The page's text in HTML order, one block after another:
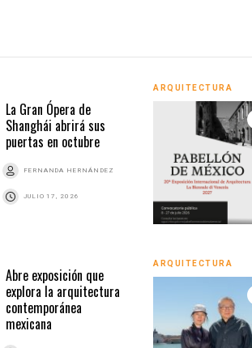
La Gran Ópera de
Shanghái abrirá sus
puertas en octubre
FERNANDA HERNÁNDEZ
JULIO 17, 2026
ARQUITECTURA
Abre exposición que
explora la arquitectura
contemporánea
mexicana
ARQUITECTURA